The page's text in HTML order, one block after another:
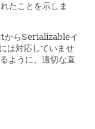
たことを示しま
らSerializableイ
は対応していませ
ように、適切な直